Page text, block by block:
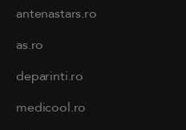
antenastars.ro
as.ro
deparinti.ro
medicool.ro